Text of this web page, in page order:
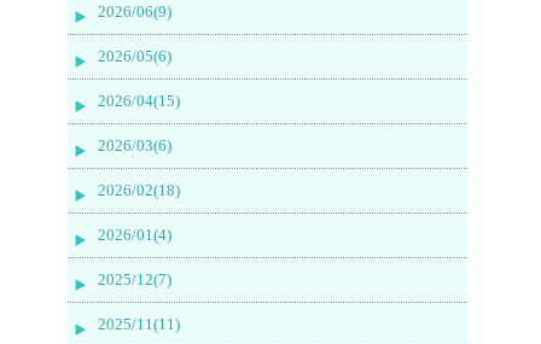
2026/06(9)
2026/05(6)
2026/04(15)
2026/03(6)
2026/02(18)
2026/01(4)
2025/12(7)
2025/11(11)